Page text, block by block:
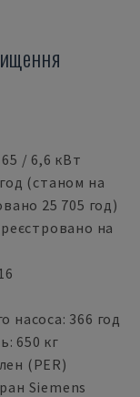
/ 6,6 кВт
(станом на
25 705 год)
на
насоса: 366 год
650 кг
(PER)
Siemens